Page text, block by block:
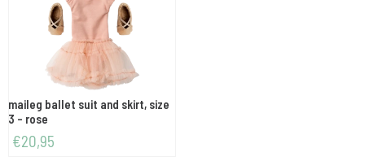
maileg ballet suit and skirt, size
3 - rose
€20,95